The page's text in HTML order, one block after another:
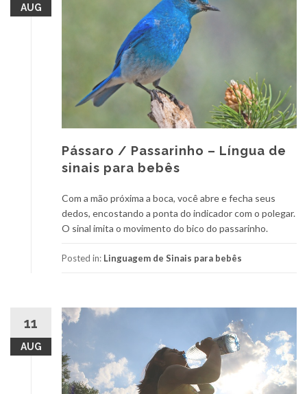
AUG
Pássaro / Passarinho – Língua de
sinais para bebês
Com a mão próxima a boca, você abre e fecha seus
dedos, encostando a ponta do indicador com o polegar.
O sinal imita o movimento do bico do passarinho.
Posted in: Linguagem de Sinais para bebês
11
AUG